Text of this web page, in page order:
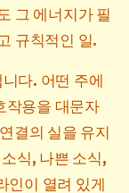
그 에너지가 필
규칙적인 일.
다. 어떤 주에
작용을 대문자
결의 실을 유지
식, 나쁜 소식,
인이 열려 있게